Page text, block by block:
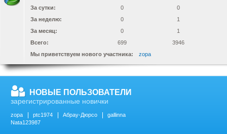
За сутки:
0
0
За неделю:
0
1
За месяц:
0
1
Всего:
699
3946
Мы приветствуем нового участника:
zopa
НОВЫЕ ПОЛЬЗОВАТЕЛИ
зарегистрированные новички
zopa ptc1974 Абрау-Дюрсо
gallinna
Nata123987